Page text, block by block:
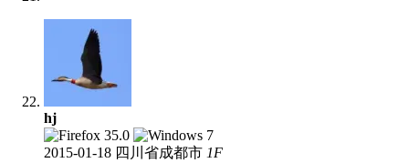
hj
2015-01-18 四川省成都市 1F